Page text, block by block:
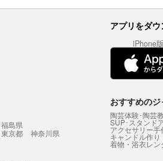
アプリをダ
iPhone
福島県
東京都
神奈川県
おすすめの
陶芸体験･陶芸
SUP･スタンド
アクセサリー手
キャンドル作り
着物・浴衣レン